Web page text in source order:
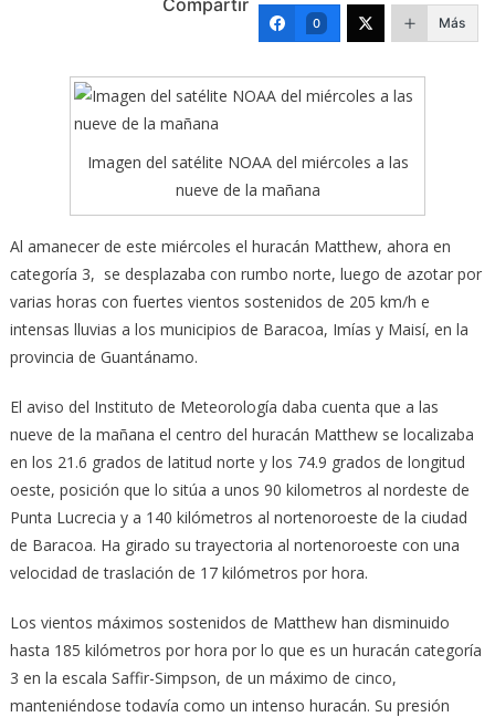
0 Más
Imagen del satélite NOAA del miércoles a las
nueve de la mañana
Al amanecer de este miércoles el huracán Matthew, ahora en
categoría 3, se desplazaba con rumbo norte, luego de azotar por
varias horas con fuertes vientos sostenidos de 205 km/h e
intensas lluvias a los municipios de Baracoa, Imías y Maisí, en la
provincia de Guantánamo.
El aviso del Instituto de Meteorología daba cuenta que a las
nueve de la mañana el centro del huracán Matthew se localizaba
en los 21.6 grados de latitud norte y los 74.9 grados de longitud
oeste, posición que lo sitúa a unos 90 kilometros al nordeste de
Punta Lucrecia y a 140 kilómetros al nortenoroeste de la ciudad
de Baracoa. Ha girado su trayectoria al nortenoroeste con una
velocidad de traslación de 17 kilómetros por hora.
Los vientos máximos sostenidos de Matthew han disminuido
hasta 185 kilómetros por hora por lo que es un huracán categoría
3 en la escala Saffir-Simpson, de un máximo de cinco,
manteniéndose todavía como un intenso huracán. Su presión